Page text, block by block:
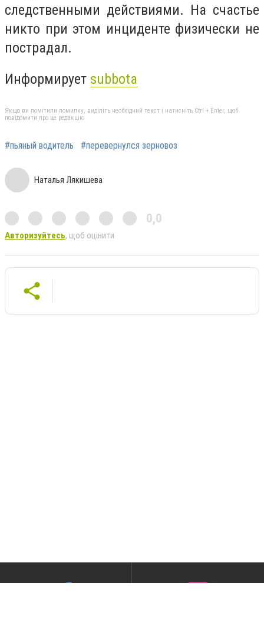
следственными действиями. На счастье
никто при этом инциденте физически не
пострадал.
Информирует subbota
Якщо ви помітили помилку, виділіть необхідний текст і натисніть Ctrl + Enter, щоб
повідомити про це редакцію
#пьяный водитель #перевернулся зерновоз
Наталья Лякишева
0,0
Авторизуйтесь, щоб оцінити